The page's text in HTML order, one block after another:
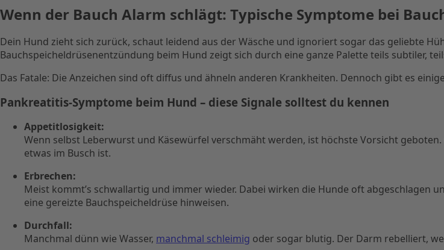
Wenn der Bauch Alarm schlägt: Typische Symptome bei
Dein Hund zieht sich zurück, schaut leidend aus der Wäsche und ignoriert sogar das geliebte
Bauchspeicheldrüsenentzündung beim Hund zeigt sich durch eine ganze Palette teils subtiler,
Das Fatale: Die Anzeichen sind oft diffus und ähneln anderen Krankheiten. Dennoch gibt es
Pankreatitis-Symptome beim Hund – diese Signale solltest du kennen
Appetitlosigkeit:
Wenn selbst Leberwurst und Käsewürfel verschmäht werden, ist höchste Vorsicht
etwas im Busch ist.
Erbrechen:
Meist kommt’s schwallartig und immer wieder. Dabei wirken die Hunde oft
eine gereizte Bauchspeicheldrüse hinweisen.
Durchfall:
Manchmal dünn wie Wasser, manchmal schleimig oder sogar blutig. Der Darm rebelliert,